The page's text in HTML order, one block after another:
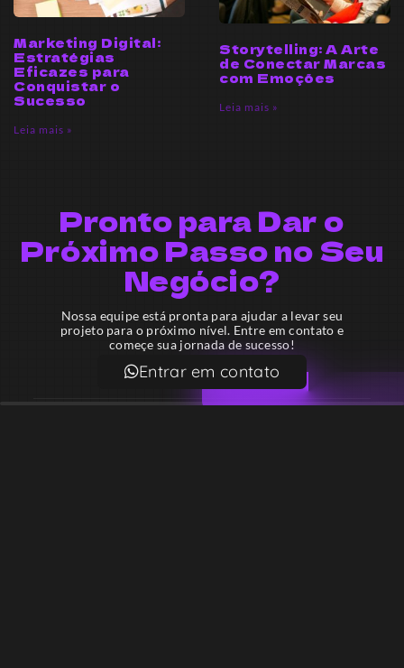
Marketing Digital:
Estratégias
Eficazes para
Conquistar o
Sucesso
Leia mais »
Storytelling: A Arte
de Conectar Marcas
com Emoções
Leia mais »
Pronto para Dar o
Próximo Passo no Seu
Negócio?
Nossa equipe está pronta para ajudar a levar seu
projeto para o próximo nível. Entre em contato e
começe sua jornada de sucesso!
Entrar em contato